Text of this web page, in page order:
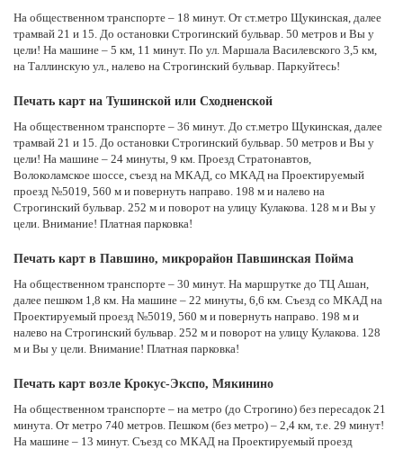
На общественном транспорте – 18 минут. От ст.метро Щукинская, далее
трамвай 21 и 15. До остановки Строгинский бульвар. 50 метров и Вы у
цели! На машине – 5 км, 11 минут. По ул. Маршала Василевского 3,5 км,
на Таллинскую ул., налево на Строгинский бульвар. Паркуйтесь!
Печать карт на Тушинской или Сходненской
На общественном транспорте – 36 минут. До ст.метро Щукинская, далее
трамвай 21 и 15. До остановки Строгинский бульвар. 50 метров и Вы у
цели! На машине – 24 минуты, 9 км. Проезд Стратонавтов,
Волоколамское шоссе, съезд на МКАД, со МКАД на Проектируемый
проезд №5019, 560 м и повернуть направо. 198 м и налево на
Строгинский бульвар. 252 м и поворот на улицу Кулакова. 128 м и Вы у
цели. Внимание! Платная парковка!
Печать карт в Павшино, микрорайон Павшинская Пойма
На общественном транспорте – 30 минут. На маршрутке до ТЦ Ашан,
далее пешком 1,8 км. На машине – 22 минуты, 6,6 км. Съезд со МКАД на
Проектируемый проезд №5019, 560 м и повернуть направо. 198 м и
налево на Строгинский бульвар. 252 м и поворот на улицу Кулакова. 128
м и Вы у цели. Внимание! Платная парковка!
Печать карт возле Крокус-Экспо, Мякинино
На общественном транспорте – на метро (до Строгино) без пересадок 21
минута. От метро 740 метров. Пешком (без метро) – 2,4 км, т.е. 29 минут!
На машине – 13 минут. Съезд со МКАД на Проектируемый проезд